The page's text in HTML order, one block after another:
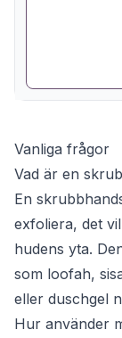
Vanliga frågor
Vad är en
En
exfoliera, det
hudens yta.
som loofah,
eller duschgel
Hur använder